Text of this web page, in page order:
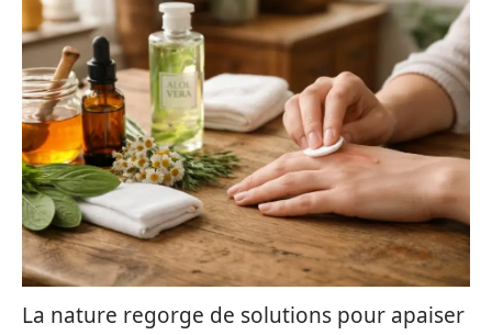
La nature regorge de solutions pour apaiser